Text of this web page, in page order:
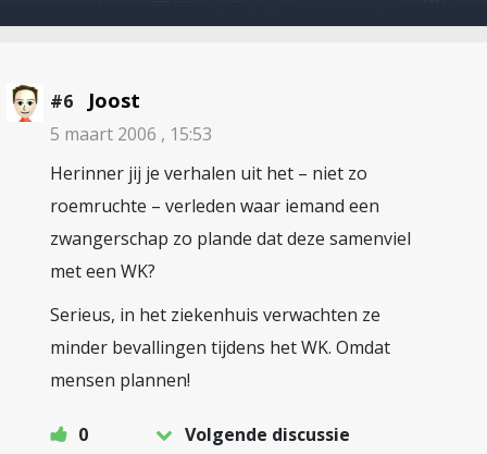
#6 Joost
5 maart 2006 , 15:53
Herinner jij je verhalen uit het – niet zo
roemruchte – verleden waar iemand een
zwangerschap zo plande dat deze samenviel
met een WK?
Serieus, in het ziekenhuis verwachten ze
minder bevallingen tijdens het WK. Omdat
mensen plannen!
0
Volgende discussie